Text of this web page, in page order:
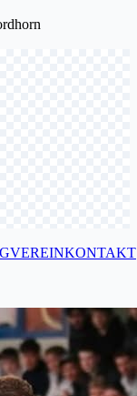
VEREINKONTAKT